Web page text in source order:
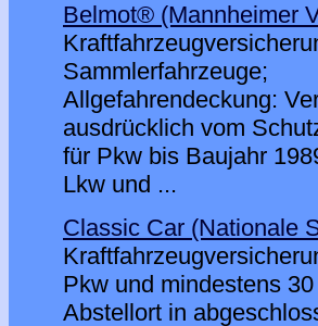
Belmot® (Mannheimer
Sammlerfahrzeuge;
Allgefahrendeckung:
ausdrücklich vom
für Pkw bis Baujahr
Lkw und ...
Classic Car (Nationale
Pkw und mindestens
Abstellort in